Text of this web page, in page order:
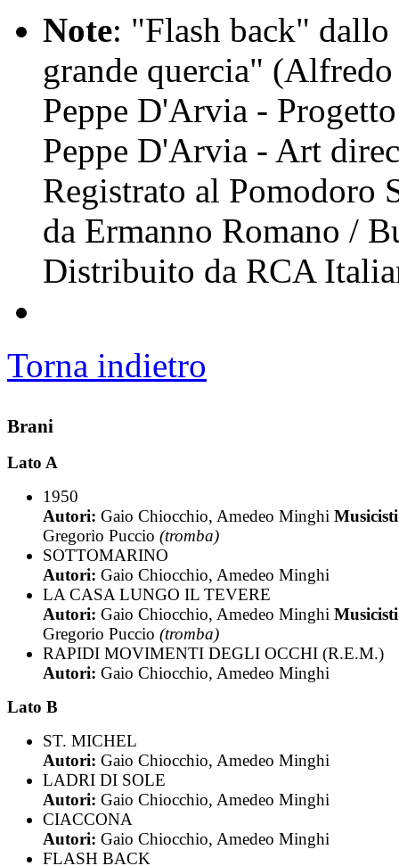
Note: "Flash back"
grande quercia"
Peppe D'Arvia -
Peppe D'Arvia - Art
Registrato al
da Ermanno Romano /
Distribuito da RCA
Torna indietro
Brani
Lato A
1950
Autori: Gaio Chiocchio, Amedeo Minghi
Gregorio Puccio (tromba)
SOTTOMARINO
Autori: Gaio Chiocchio, Amedeo Minghi
LA CASA LUNGO IL TEVERE
Autori: Gaio Chiocchio, Amedeo Minghi
Gregorio Puccio (tromba)
RAPIDI MOVIMENTI DEGLI OCCHI (R.E.M.)
Autori: Gaio Chiocchio, Amedeo Minghi
Lato B
ST. MICHEL
Autori: Gaio Chiocchio, Amedeo Minghi
LADRI DI SOLE
Autori: Gaio Chiocchio, Amedeo Minghi
CIACCONA
Autori: Gaio Chiocchio, Amedeo Minghi
FLASH BACK